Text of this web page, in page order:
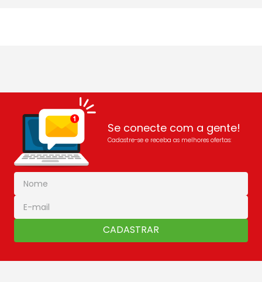
Se conecte com a gente!
Cadastre-se e receba as melhores ofertas:
CADASTRAR